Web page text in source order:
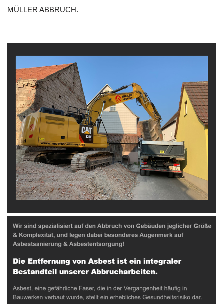
MÜLLER ABBRUCH.